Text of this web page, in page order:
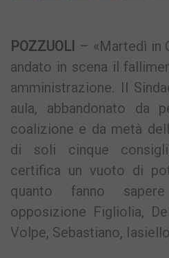
POZZUOLI – «Martedì in
andato in scena il
amministrazione. Il
aula, abbandonato da
coalizione e da metà
di soli cinque
certifica un vuoto di
quanto fanno
opposizione Figliolia,
Volpe, Sebastiano,